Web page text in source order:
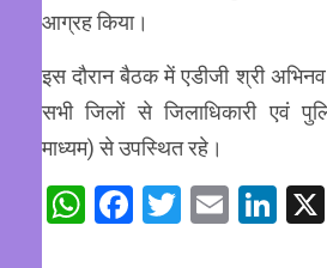
आग्रह किया।
इस दौरान बैठक में एडीजी श्री अभिनव
सभी जिलों से जिलाधिकारी एवं
माध्यम) से उपस्थित रहे।
WhatsApp
Facebook
Twitter
Email